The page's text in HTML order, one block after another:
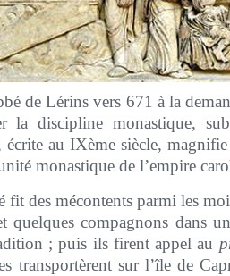
de Lérins vers 671 à la
la discipline monastique,
écrite au IXème siècle,
monastique de l’empire
fit des mécontents parmi les
quelques compagnons dans
; puis ils firent appel au
transportèrent sur l’île de